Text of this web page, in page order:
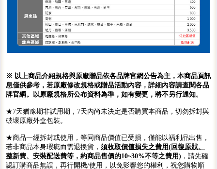
※ 以上商品介紹規格與原廠贈品依各品牌官網公告為主，本商品頁訊
息僅供參考，若原廠修改規格或贈品活動內容，詳細內容請查閱各品
牌官網。以原廠規格所公布資料為準，如有變更，將不另行通知。
★7天猶豫期非試用期，7天內尚未決定是否購買本商品，切勿拆封與
破壞原廠外盒包裝。
★商品一經拆封或使用，等同商品價值已受損，僅能以福利品出售，
若非商品本身瑕疵而需退換貨， 須收取價值損失之費用(回復原狀、
整新費、安裝配送費等，約商品售價的10~30%不等之費用) ，請先確
認訂購商品無誤，再行開機/使用，以免影響您的權利，祝您購物順